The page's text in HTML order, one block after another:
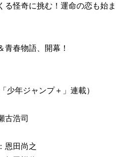
る怪奇に挑む！運命の恋も始ま
青春物語、開幕！
少年ジャンプ＋」連載）
古浩司
恩田尚之